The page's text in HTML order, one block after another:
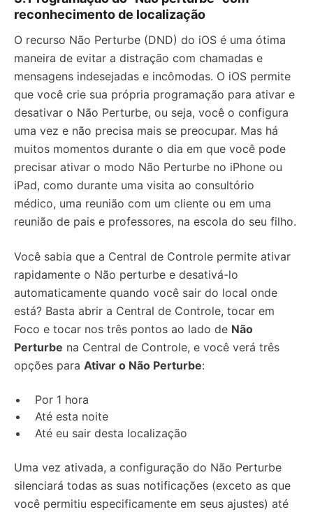
reconhecimento de localização
O recurso Não Perturbe (DND) do iOS é uma ótima
maneira de evitar a distração com chamadas e
mensagens indesejadas e incômodas. O iOS permite
que você crie sua própria programação para ativar e
desativar o Não Perturbe, ou seja, você o configura
uma vez e não precisa mais se preocupar. Mas há
muitos momentos durante o dia em que você pode
precisar ativar o modo Não Perturbe no iPhone ou
iPad, como durante uma visita ao consultório
médico, uma reunião com um cliente ou em uma
reunião de pais e professores, na escola do seu filho.
Você sabia que a Central de Controle permite ativar
rapidamente o Não perturbe e desativá-lo
automaticamente quando você sair do local onde
está? Basta abrir a Central de Controle, tocar em
Foco e tocar nos três pontos ao lado de Não
Perturbe na Central de Controle, e você verá três
opções para Ativar o Não Perturbe:
Por 1 hora
Até esta noite
Até eu sair desta localização
Uma vez ativada, a configuração do Não Perturbe
silenciará todas as suas notificações (exceto as que
você permitiu especificamente em seus ajustes) até